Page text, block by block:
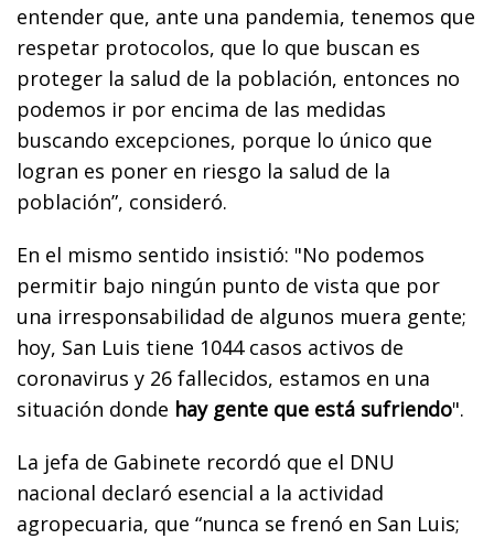
entender que, ante una pandemia, tenemos que
respetar protocolos, que lo que buscan es
proteger la salud de la población, entonces no
podemos ir por encima de las medidas
buscando excepciones, porque lo único que
logran es poner en riesgo la salud de la
población”, consideró.
En el mismo sentido insistió: "No podemos
permitir bajo ningún punto de vista que por
una irresponsabilidad de algunos muera gente;
hoy, San Luis tiene 1044 casos activos de
coronavirus y 26 fallecidos, estamos en una
situación donde hay gente que está sufriendo".
La jefa de Gabinete recordó que el DNU
nacional declaró esencial a la actividad
agropecuaria, que “nunca se frenó en San Luis;